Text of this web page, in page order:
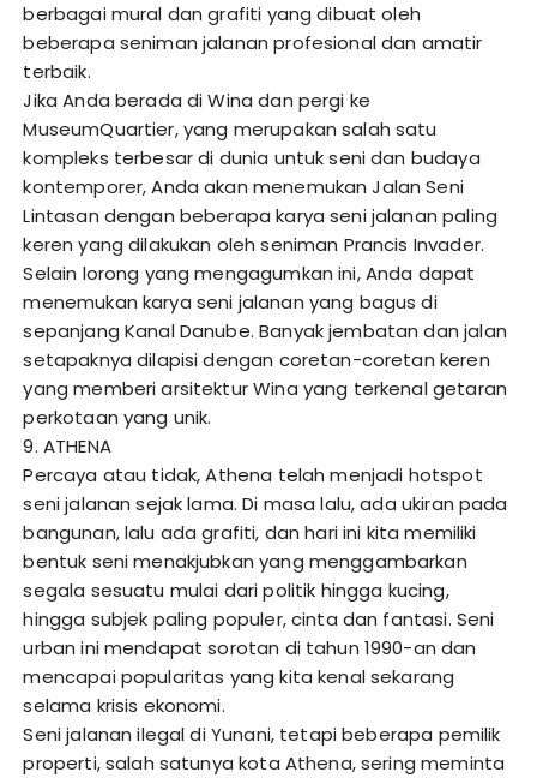
berbagai mural dan grafiti yang dibuat oleh
beberapa seniman jalanan profesional dan amatir
terbaik.
Jika Anda berada di Wina dan pergi ke
MuseumQuartier, yang merupakan salah satu
kompleks terbesar di dunia untuk seni dan budaya
kontemporer, Anda akan menemukan Jalan Seni
Lintasan dengan beberapa karya seni jalanan paling
keren yang dilakukan oleh seniman Prancis Invader.
Selain lorong yang mengagumkan ini, Anda dapat
menemukan karya seni jalanan yang bagus di
sepanjang Kanal Danube. Banyak jembatan dan jalan
setapaknya dilapisi dengan coretan-coretan keren
yang memberi arsitektur Wina yang terkenal getaran
perkotaan yang unik.
9. ATHENA
Percaya atau tidak, Athena telah menjadi hotspot
seni jalanan sejak lama. Di masa lalu, ada ukiran pada
bangunan, lalu ada grafiti, dan hari ini kita memiliki
bentuk seni menakjubkan yang menggambarkan
segala sesuatu mulai dari politik hingga kucing,
hingga subjek paling populer, cinta dan fantasi. Seni
urban ini mendapat sorotan di tahun 1990-an dan
mencapai popularitas yang kita kenal sekarang
selama krisis ekonomi.
Seni jalanan ilegal di Yunani, tetapi beberapa pemilik
properti, salah satunya kota Athena, sering meminta